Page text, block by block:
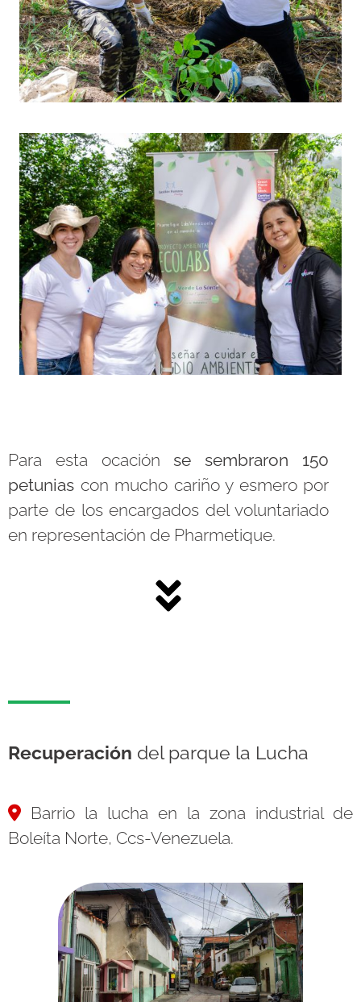
Para esta ocación se sembraron 150
petunias con mucho cariño y esmero por
parte de los encargados del voluntariado
en representación de Pharmetique.
Recuperación del parque la Lucha
Barrio la lucha en la zona industrial de
Boleíta Norte, Ccs-Venezuela.